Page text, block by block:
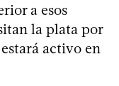
a esos
la plata por
activo en